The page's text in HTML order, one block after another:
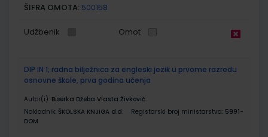
ŠIFRA OMOTA: 500158
Udžbenik Omot
DIP IN 1; radna bilježnica za engleski jezik u prvome razredu
osnovne škole, prva godina učenja
Autor(i): Biserka Džeba Vlasta Živković
Nakladnik: ŠKOLSKA KNJIGA d.d. Registarski broj ministarstva: 5991-
DOM